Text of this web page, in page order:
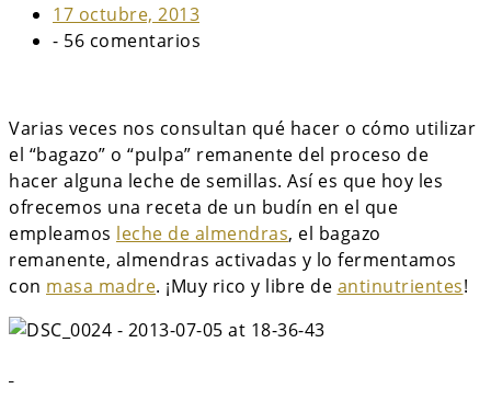
17 octubre, 2013
- 56 comentarios
Varias veces nos consultan qué hacer o cómo utilizar
el “bagazo” o “pulpa” remanente del proceso de
hacer alguna leche de semillas. Así es que hoy les
ofrecemos una receta de un budín en el que
empleamos leche de almendras, el bagazo
remanente, almendras activadas y lo fermentamos
con masa madre. ¡Muy rico y libre de antinutrientes!